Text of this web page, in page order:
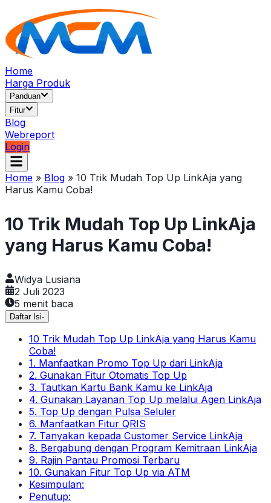
Home
Harga Produk
Panduan
Fitur
Blog
Webreport
Login
Home » Blog » 10 Trik Mudah Top Up LinkAja yang
Harus Kamu Coba!
10 Trik Mudah Top Up LinkAja
yang Harus Kamu Coba!
Widya Lusiana
2 Juli 2023
5 menit baca
Daftar Isi-
10 Trik Mudah Top Up LinkAja yang Harus Kamu
Coba!
1. Manfaatkan Promo Top Up dari LinkAja
2. Gunakan Fitur Otomatis Top Up
3. Tautkan Kartu Bank Kamu ke LinkAja
4. Gunakan Layanan Top Up melalui Agen LinkAja
5. Top Up dengan Pulsa Seluler
6. Manfaatkan Fitur QRIS
7. Tanyakan kepada Customer Service LinkAja
8. Bergabung dengan Program Kemitraan LinkAja
9. Rajin Pantau Promosi Terbaru
10. Gunakan Fitur Top Up via ATM
Kesimpulan:
Penutup: